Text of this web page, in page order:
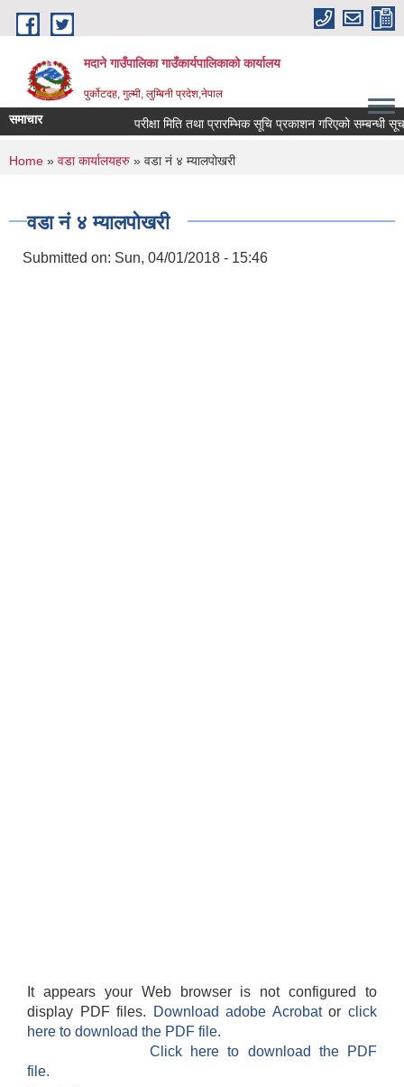
Skip to main content
मदाने गाउँपालिका गाउँकार्यपालिकाको कार्यालय
पुर्कोटदह, गुल्मी, लुम्बिनी प्रदेश,नेपाल
समाचार परीक्षा मिति तथा प्रारम्भिक सूचि प्रकाशन गरिएको सम्बन्धी सूचना
You are here
Home » वडा कार्यालयहरु » वडा नं ४ म्यालपोखरी
वडा नं ४ म्यालपोखरी
Submitted on: Sun, 04/01/2018 - 15:46
It appears your Web browser is not configured to
display PDF files.
Download adobe Acrobatorclick
here to download the PDF file.
Click here to download the PDF
file.